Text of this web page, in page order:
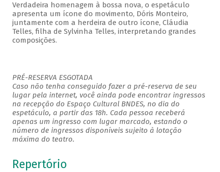
Verdadeira homenagem à bossa nova, o espetáculo
apresenta um ícone do movimento, Dóris Monteiro,
juntamente com a herdeira de outro ícone, Cláudia
Telles, filha de Sylvinha Telles, interpretando grandes
composições.
PRÉ-RESERVA ESGOTADA
Caso não tenha conseguido fazer a pré-reserva de seu
lugar pela internet, você ainda pode encontrar ingressos
na recepção do Espaço Cultural BNDES, no dia do
espetáculo, a partir das 18h. Cada pessoa receberá
apenas um ingresso com lugar marcado, estando o
número de ingressos disponíveis sujeito à lotação
máxima do teatro.
Repertório